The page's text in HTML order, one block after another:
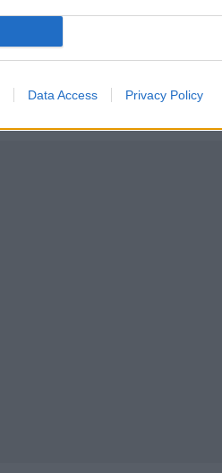
Data Access Privacy Policy